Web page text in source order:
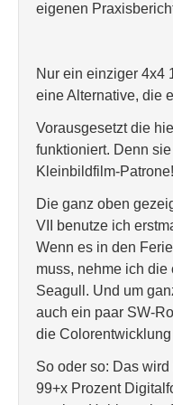
eigenen
Nur ein einziger 4x4
eine Alternative, die
Vorausgesetzt die
funktioniert. Denn
Kleinbildfilm-
Die ganz oben
VII benutze ich
Wenn es in den
muss, nehme ich
Seagull. Und um
auch ein paar SW-
die
So oder so: Das
99+x Prozent